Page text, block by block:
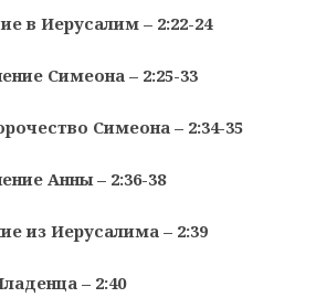
в Иерусалим – 2:22-24
Симеона – 2:25-33
Симеона – 2:34-35
Анны – 2:36-38
из Иерусалима – 2:39
– 2:40